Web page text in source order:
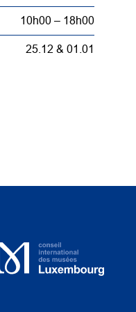
10h00 – 18h00
25.12 & 01.01